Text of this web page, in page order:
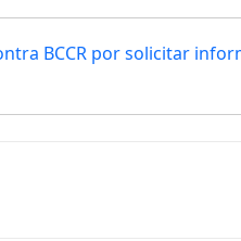
BCCR por solicitar